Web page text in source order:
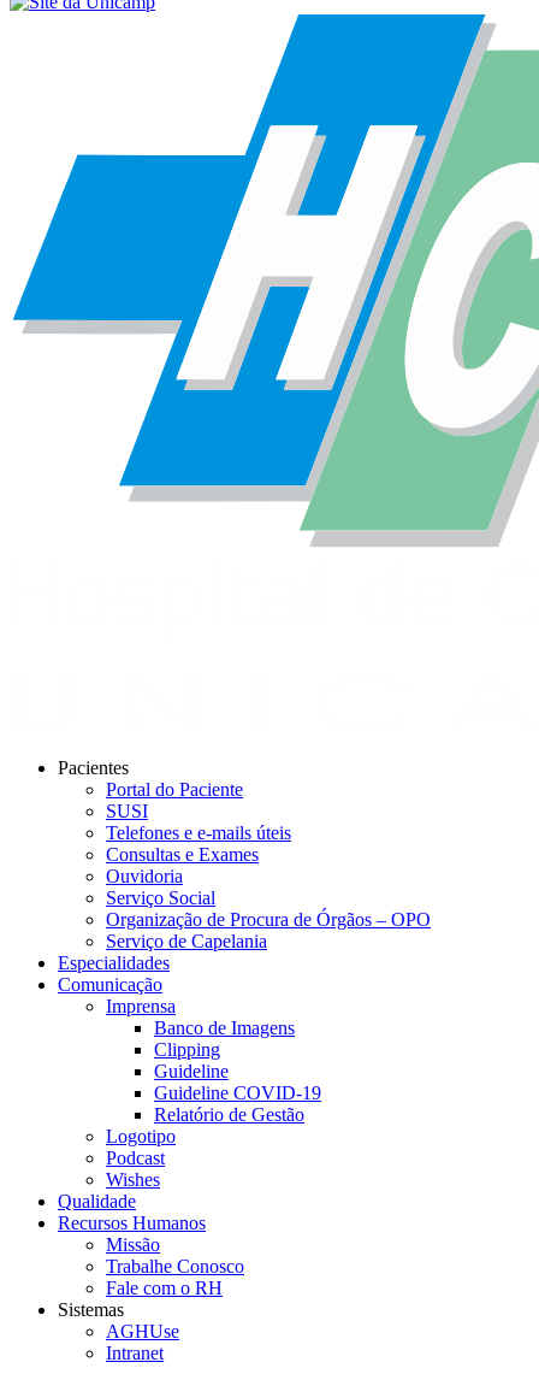
Pacientes
Portal do Paciente
SUSI
Telefones e e-mails úteis
Consultas e Exames
Ouvidoria
Serviço Social
Organização de Procura de Órgãos – OPO
Serviço de Capelania
Especialidades
Comunicação
Imprensa
Banco de Imagens
Clipping
Guideline
Guideline COVID-19
Relatório de Gestão
Logotipo
Podcast
Wishes
Qualidade
Recursos Humanos
Missão
Trabalhe Conosco
Fale com o RH
Sistemas
AGHUse
Intranet